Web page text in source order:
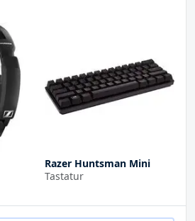
Razer Huntsman Mini
Tastatur